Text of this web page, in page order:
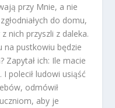
przy Mnie, a nie
do domu,
nich przyszli z daleka.
na pustkowiu będzie
Zapytał ich: Ile macie
polecił ludowi usiąść
odmówił
aby je